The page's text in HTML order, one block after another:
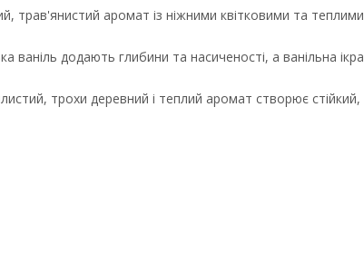
трав'янистий аромат із ніжними квітковими та теплими
ваніль додають глибини та насиченості, а ванільна ікра
трохи деревний і теплий аромат створює стійкий,